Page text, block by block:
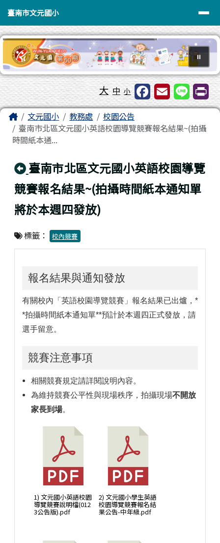
臺南市文元國小
導覽列
臺南市文元國小
⏸
工具列 大 中 小
主內容區域
Home文元國小 教務處
校園公告
臺南市北區文元國小英語校園導覽競賽報名結果~(拍攝
時間紙本通...
回上頁
臺南市北區文元國小英語校園導覽
競賽報名結果~(拍攝時間紙本通知單
將於本週四發放)
標籤： 校內競賽
報名結果與通知發放
有關校內「英語校園導覽競賽」報名結果已出爐，*
*拍攝時間紙本通知單**預計於本週四正式發放，請
選手留意。
競賽注意事項
相關競賽規定請詳閱說明內容。
為維持競賽公平性與現場秩序，拍攝現場不開放
家長到場。
1) 文元國小英語校園
導覽競賽說明檔(012
3公告版).pdf
2) 文元國小學生英語
校園導覽競賽報名結
果公告-中年級.pdf
頁尾區域